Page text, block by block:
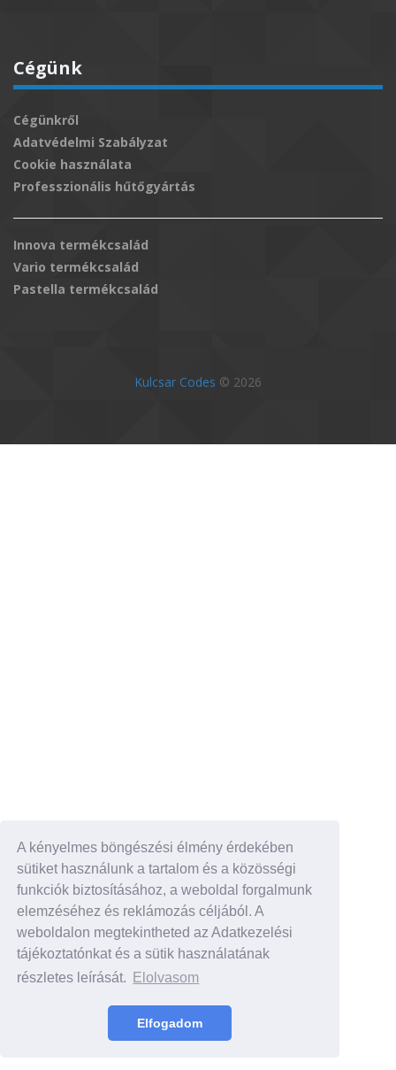
A kényelmes böngészési élmény érdekében
sütiket használunk a tartalom és a közösségi
funkciók biztosításához, a weboldal forgalmunk
elemzéséhez és reklámozás céljából. A
weboldalon megtekintheted az Adatkezelési
tájékoztatónkat és a sütik használatának
részletes leírását.
Elolvasom
Elfogadom
Cégünk
Cégünkről
Adatvédelmi Szabályzat
Cookie használata
Professzionális hűtőgyártás
Innova termékcsalád
Vario termékcsalád
Pastella termékcsalád
Kulcsar Codes © 2026